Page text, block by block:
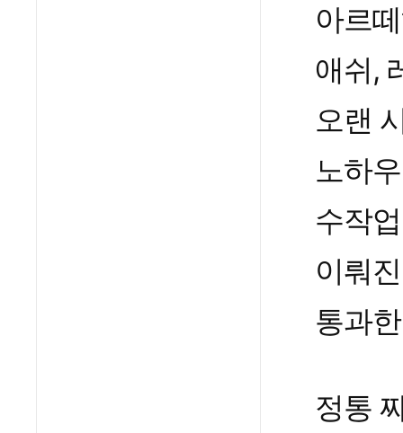
아르
애쉬,
오랜
노하
수작
이뤄
통과
정통